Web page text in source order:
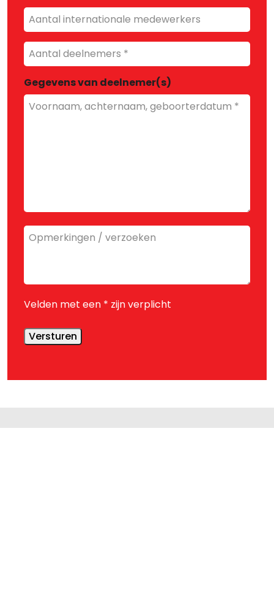
Aantal
internationale
medewerkers
Aantal
internationale
Gegevens van deelnemer(s)
Opmerkingen
Velden met een * zijn verplicht
Versturen